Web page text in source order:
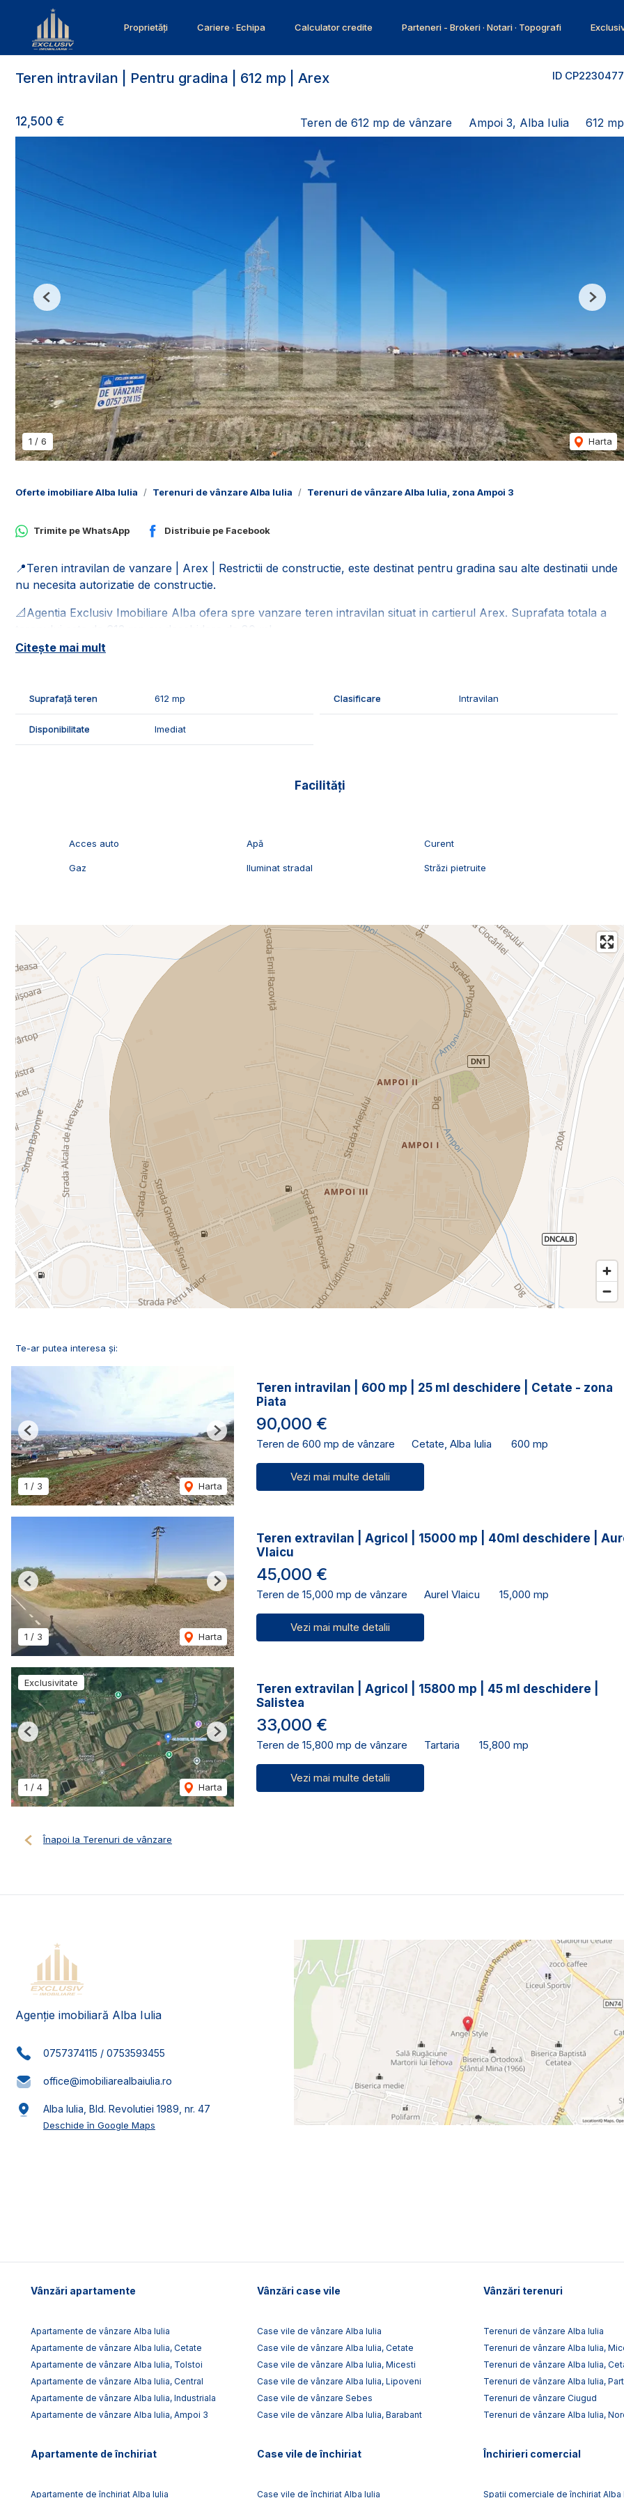
Proprietăți Cariere · Echipa Calculator credite Parteneri - Brokeri · Notari · Topografi
ID CP2230477
Teren intravilan | Pentru gradina | 612 mp | Arex
12,500 € Teren de 612 mp de vânzare Ampoi 3, Alba Iulia 612 mp
1 / 6 Harta
Previous Next
Oferte imobiliare Alba Iulia Terenuri de vânzare Alba Iulia Terenuri de vânzare Alba Iulia, zona Ampoi 3
Trimite peWhatsApp Distribuie pe Facebook
📍Teren intravilan de vanzare | Arex | Restrictii de constructie, este destinat pentru gradina sau alte destinatii unde
nu necesita autorizatie de constructie.
📐Agentia Exclusiv Imobiliare Alba ofera spre vanzare teren intravilan situat in cartierul Arex. Suprafata totala a
terenului este de 612 mp cu deschidere de 80 ml.
🚰Terenul dispune de retelele de utilitati: apa, gaz si curent.
🤝Recomandam aceasta parcela pentru gradina pentru pozitia terenului fiind in municipiul Alba Iulia.
📞Pentru mai multe detalii sau pentru programarea unei vizionari, suntem disponibili pentru dumneavostra, Echipa
Citește mai mult
Suprafață teren 612 mp Clasificare Intravilan
Disponibilitate Imediat
Facilități
Acces auto Apă Curent
Gaz Iluminat stradal Străzi pietruite
Te-ar putea interesa și:
1 / 3 Harta
Previous Next
Teren intravilan | 600 mp | 25 ml deschidere | Cetate - zona
Piata
90,000 €
Teren de 600 mp de vânzare Cetate, Alba Iulia 600 mp
Vezi mai multe detalii
1 / 3 Harta
Previous Next
Teren extravilan | Agricol | 15000 mp | 40ml deschidere |
Vlaicu
45,000 €
Teren de 15,000 mp de vânzare Aurel Vlaicu 15,000 mp
Vezi mai multe detalii
Exclusivitate
1 / 4 Harta
Previous Next
Teren extravilan | Agricol | 15800 mp | 45 ml deschidere |
Salistea
33,000 €
Teren de 15,800 mp de vânzare Tartaria 15,800 mp
Vezi mai multe detalii
Înapoi la Terenuri de vânzare
Agenție imobiliară Alba Iulia
0757374115 / 0753593455
office@imobiliarealbaiulia.ro
Alba Iulia, Bld. Revolutiei 1989, nr. 47
Deschide în Google Maps
Vânzări apartamente
Apartamente de vânzare Alba Iulia
Apartamente de vânzare Alba Iulia, Cetate
Apartamente de vânzare Alba Iulia, Tolstoi
Apartamente de vânzare Alba Iulia, Central
Apartamente de vânzare Alba Iulia, Industriala
Apartamente de vânzare Alba Iulia, Ampoi 3
Vânzări case vile
Case vile de vânzare Alba Iulia
Case vile de vânzare Alba Iulia, Cetate
Case vile de vânzare Alba Iulia, Micesti
Case vile de vânzare Alba Iulia, Lipoveni
Case vile de vânzare Sebes
Case vile de vânzare Alba Iulia, Barabant
Vânzări terenuri
Terenuri de vânzare Alba Iulia
Terenuri de vânzare Alba Iulia,
Terenuri de vânzare Alba Iulia,
Terenuri de vânzare Alba Iulia,
Terenuri de vânzare Ciugud
Terenuri de vânzare Alba Iulia,
Apartamente de închiriat
Apartamente de închiriat Alba Iulia
Case vile de închiriat
Case vile de închiriat Alba Iulia
Închirieri comercial
Spații comerciale de închiriat Alba